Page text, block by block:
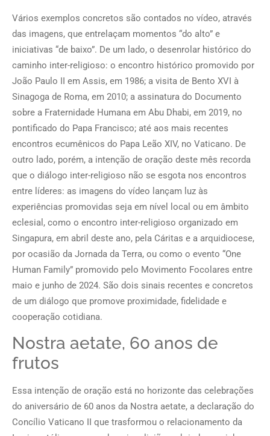
Vários exemplos concretos são contados no vídeo, através
das imagens, que entrelaçam momentos “do alto” e
iniciativas “de baixo”. De um lado, o desenrolar histórico do
caminho inter-religioso: o encontro histórico promovido por
João Paulo II em Assis, em 1986; a visita de Bento XVI à
Sinagoga de Roma, em 2010; a assinatura do Documento
sobre a Fraternidade Humana em Abu Dhabi, em 2019, no
pontificado do Papa Francisco; até aos mais recentes
encontros ecumênicos do Papa Leão XIV, no Vaticano. De
outro lado, porém, a intenção de oração deste mês recorda
que o diálogo inter-religioso não se esgota nos encontros
entre líderes: as imagens do vídeo lançam luz às
experiências promovidas seja em nível local ou em âmbito
eclesial, como o encontro inter-religioso organizado em
Singapura, em abril deste ano, pela Cáritas e a arquidiocese,
por ocasião da Jornada da Terra, ou como o evento “One
Human Family” promovido pelo Movimento Focolares entre
maio e junho de 2024. São dois sinais recentes e concretos
de um diálogo que promove proximidade, fidelidade e
cooperação cotidiana.
Nostra aetate, 60 anos de
frutos
Essa intenção de oração está no horizonte das celebrações
do aniversário de 60 anos da Nostra aetate, a declaração do
Concílio Vaticano II que trasformou o relacionamento da